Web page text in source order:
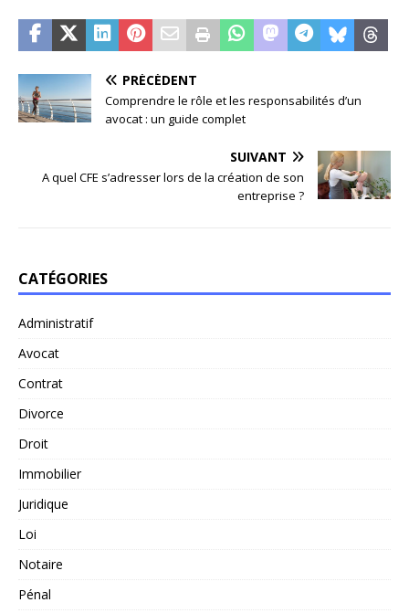
PRÉCÉDENT
Comprendre le rôle et les responsabilités d’un
avocat : un guide complet
SUIVANT
A quel CFE s’adresser lors de la création de son
entreprise ?
CATÉGORIES
Administratif
Avocat
Contrat
Divorce
Droit
Immobilier
Juridique
Loi
Notaire
Pénal